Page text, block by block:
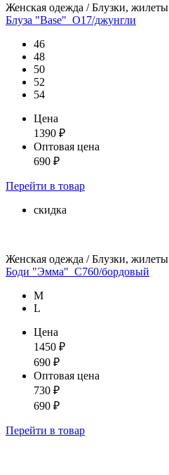
Женская одежда / Блузки, жилеты
Блуза "Base"_О17/джунгли
46
48
50
52
54
Цена
1390 ₽
Оптовая цена
690 ₽
Перейти в товар
скидка
Женская одежда / Блузки, жилеты
Боди "Эмма"_С760/бордовый
М
L
Цена
1450 ₽
690 ₽
Оптовая цена
730 ₽
690 ₽
Перейти в товар